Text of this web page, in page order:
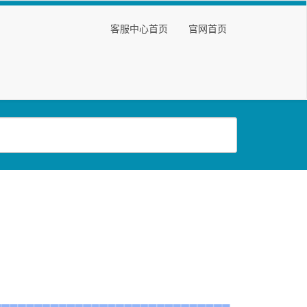
客服中心首页 官网首页